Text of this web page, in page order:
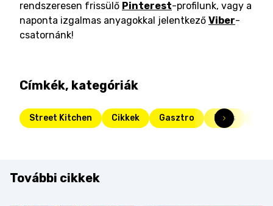
rendszeresen frissülő Pinterest-profilunk, vagy a
naponta izgalmas anyagokkal jelentkező Viber-
csatornánk!
Címkék, kategóriák
Street Kitchen Cikkek Gasztro Friss
További cikkek